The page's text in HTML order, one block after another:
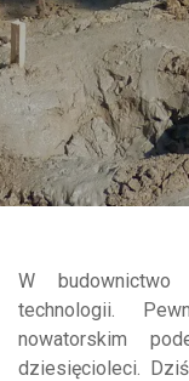
W budownictwo
technologii.
nowatorskim
dziesięcioleci.